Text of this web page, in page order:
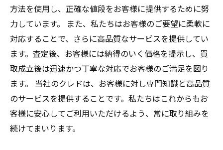
方法を使用し、正確な値段をお客様に提供するために努
力しています。 また、私たちはお客様のご要望に柔軟に
対応することで、さらに高品質なサービスを提供してい
ます。査定後、お客様には納得のいく価格を提示し、買
取成立後は迅速かつ丁寧な対応でお客様のご満足を図り
ます。 当社のクレドは、お客様に対し専門知識と高品質
のサービスを提供することです。私たちはこれからもお
客様に安心してご利用いただけるよう、常に取り組みを
続けてまいります。